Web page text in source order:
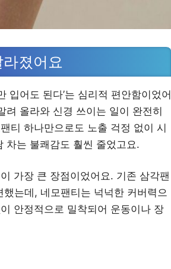
졌어요
입어도 된다’는 심리적 편안함이었어
려 올라와 신경 쓰이는 일이 완전히
티 하나만으로도 노출 걱정 없이 시
차는 불쾌감도 훨씬 줄었고요.
가장 큰 장점이었어요. 기존 삼각팬
는데, 네모팬티는 넉넉한 커버력으
안정적으로 밀착되어 운동이나 장